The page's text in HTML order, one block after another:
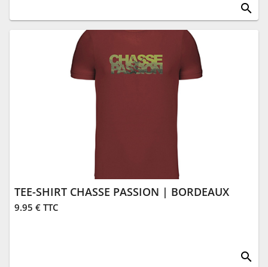
search
TEE-SHIRT CHASSE PASSION | BORDEAUX
9.95 € TTC
search